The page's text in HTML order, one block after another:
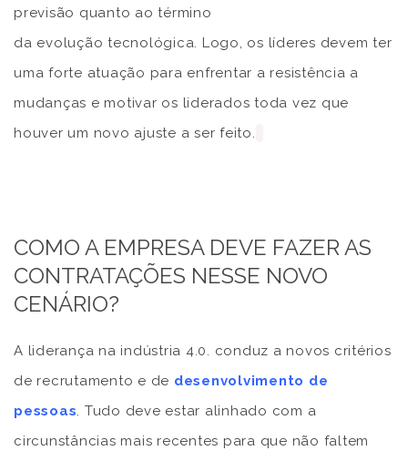
previsão quanto ao término
da evolução tecnológica. Logo, os líderes devem ter
uma forte atuação para enfrentar a resistência a
mudanças e motivar os liderados toda vez que
houver um novo ajuste a ser feito.
COMO A EMPRESA DEVE FAZER AS
CONTRATAÇÕES NESSE NOVO
CENÁRIO?
A liderança na indústria 4.0. conduz a novos critérios
de recrutamento e de desenvolvimento de
pessoas . Tudo deve estar alinhado com a
circunstâncias mais recentes para que não faltem